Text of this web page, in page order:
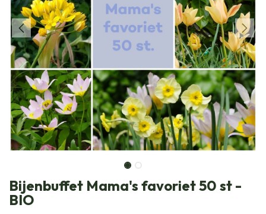
Bijenbuffet Mama's favoriet 50 st -
BIO